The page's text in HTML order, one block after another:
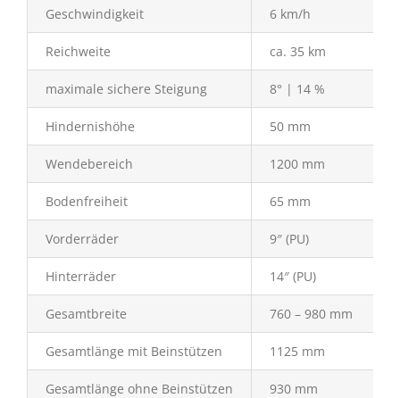
Geschwindigkeit 6 km/h
Reichweite ca. 35 km
maximale sichere Steigung 8° | 14 %
Hindernishöhe 50 mm
Wendebereich 1200 mm
Bodenfreiheit 65 mm
Vorderräder 9″ (PU)
Hinterräder 14″ (PU)
Gesamtbreite 760 – 980 mm
Gesamtlänge mit Beinstützen 1125 mm
Gesamtlänge ohne Beinstützen 930 mm